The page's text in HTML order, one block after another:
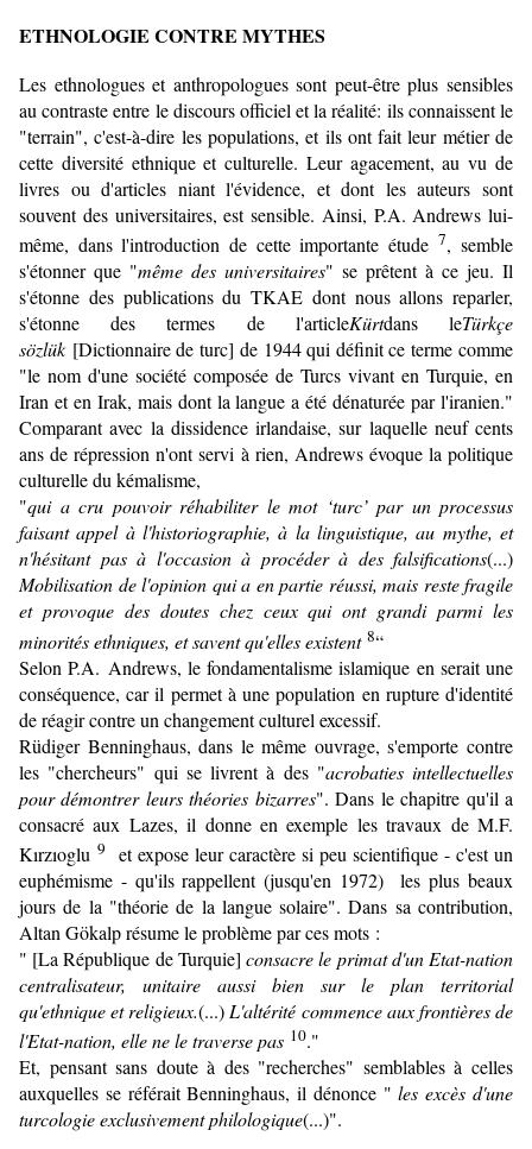
ETHNOLOGIE CONTRE MYTHES
Les ethnologues et anthropologues sont peut-être plus sensibles
au contraste entre le discours officiel et la réalité: ils connaissent le
"terrain", c'est-à-dire les populations, et ils ont fait leur métier de
cette diversité ethnique et culturelle. Leur agacement, au vu de
livres ou d'articles niant l'évidence, et dont les auteurs sont
souvent des universitaires, est sensible. Ainsi, P.A. Andrews lui-
même, dans l'introduction de cette importante étude7, semble
s'étonner que "même des universitaires" se prêtent à ce jeu. Il
s'étonne des publications du TKAE dont nous allons reparler,
s'étonne des termes de l'articleKürtdans leTürkçe
sözlük [Dictionnaire de turc] de 1944 qui définit ce terme comme
"le nom d'une société composée de Turcs vivant en Turquie, en
Iran et en Irak, mais dont la langue a été dénaturée par l'iranien."
Comparant avec la dissidence irlandaise, sur laquelle neuf cents
ans de répression n'ont servi à rien, Andrews évoque la politique
culturelle du kémalisme,
"qui a cru pouvoir réhabiliter le mot ‘turc’ par un processus
faisant appel à l'historiographie, à la linguistique, au mythe, et
n'hésitant pas à l'occasion à procéder à des falsifications(...)
Mobilisation de l'opinion qui a en partie réussi, mais reste fragile
et provoque des doutes chez ceux qui ont grandi parmi les
minorités ethniques, et savent qu'elles existent 8“
Selon P.A. Andrews, le fondamentalisme islamique en serait une
conséquence, car il permet à une population en rupture d'identité
de réagir contre un changement culturel excessif.
Rüdiger Benninghaus, dans le même ouvrage, s'emporte contre
les "chercheurs" qui se livrent à des "acrobaties intellectuelles
pour démontrer leurs théories bizarres". Dans le chapitre qu'il a
consacré aux Lazes, il donne en exemple les travaux de M.F.
Kırzıoglu 9
et expose leur caractère si peu scientifique - c'est un
euphémisme - qu'ils rappellent (jusqu'en 1972) les plus beaux
jours de la "théorie de la langue solaire". Dans sa contribution,
Altan Gökalp résume le problème par ces mots :
" [La République de Turquie]consacre le primat d'un Etat-nation
centralisateur, unitaire aussi bien sur le plan territorial
qu'ethnique et religieux.(...) L'altérité commence aux frontières de
l'Etat-nation, elle ne le traverse pas 10."
Et, pensant sans doute à des "recherches" semblables à celles
auxquelles se référait Benninghaus, il dénonce "les excès d'une
turcologie exclusivement philologique(...)".